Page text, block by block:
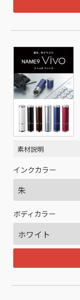
素材説明
インクカラー
ボディカラー